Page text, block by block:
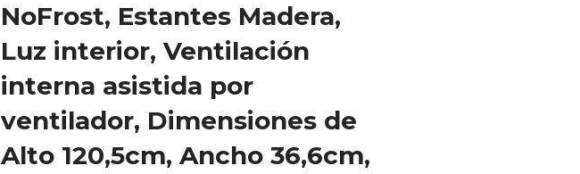
NoFrost, Estantes Madera,
Luz interior, Ventilación
interna asistida por
ventilador, Dimensiones de
Alto 120,5cm, Ancho 36,6cm,